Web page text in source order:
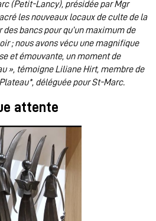
(Petit-Lancy), présidée par Mgr
les nouveaux locaux de culte de la
bancs pour qu’un maximum de
; nous avons vécu une magnifique
et émouvante, un moment de
», témoigne Liliane Hirt, membre de
déléguée pour St-Marc.
attente